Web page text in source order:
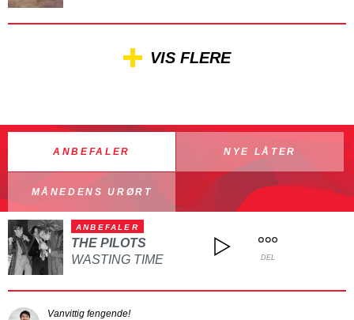
VIS FLERE
ANBEFALER NYE LÅTER
MÅNEDENS URØRT
ANBEFALER
THE PILOTS
WASTING TIME
DEL
Vanvittig fengende!